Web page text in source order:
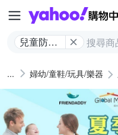
兒童防護/
婦幼/童鞋/玩具/樂器